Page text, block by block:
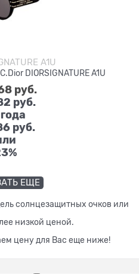
A1U
DIORSIGNATURE A1U
руб.
руб.
руб.
ЕЩЕ
солнцезащитных очков или
низкой ценой.
цену для Вас еще ниже!